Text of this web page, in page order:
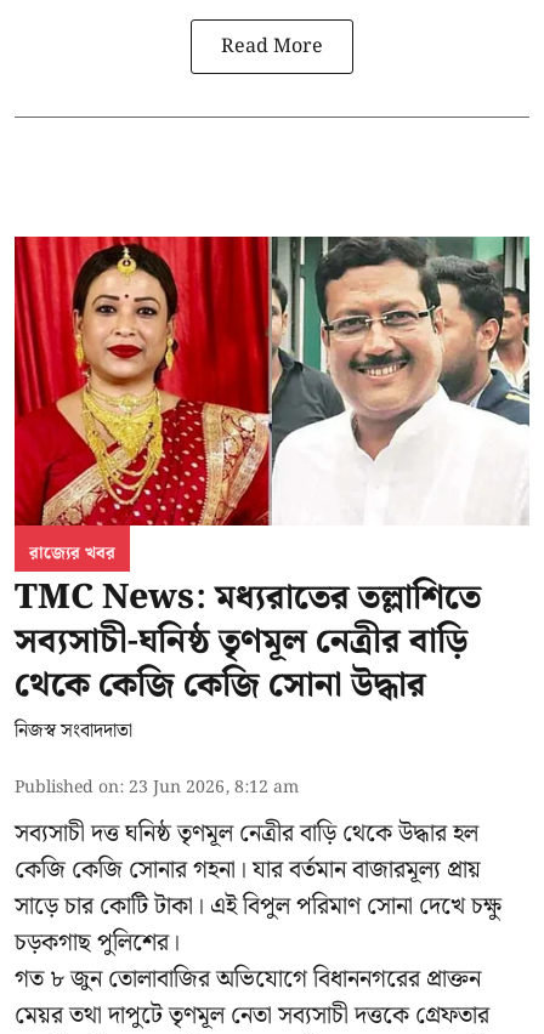
Read More
রাজ্যের খবর
TMC News: মধ্যরাতের তল্লাশিতে
সব্যসাচী-ঘনিষ্ঠ তৃণমূল নেত্রীর বাড়ি
থেকে কেজি কেজি সোনা উদ্ধার
নিজস্ব সংবাদদাতা
Published on: 23 Jun 2026, 8:12 am
সব্যসাচী দত্ত ঘনিষ্ঠ তৃণমূল নেত্রীর বাড়ি থেকে উদ্ধার হল
কেজি কেজি সোনার গহনা। যার বর্তমান বাজারমূল্য প্রায়
সাড়ে চার কোটি টাকা। এই বিপুল পরিমাণ সোনা দেখে চক্ষু
চড়কগাছ পুলিশের।
গত ৮ জুন তোলাবাজির অভিযোগে বিধাননগরের প্রাক্তন
মেয়র তথা দাপুটে তৃণমূল নেতা সব্যসাচী দত্তকে গ্রেফতার